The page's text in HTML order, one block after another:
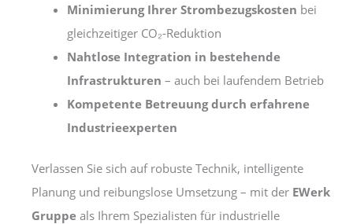
Minimierung Ihrer Strombezugskosten bei
gleichzeitiger CO₂-Reduktion
Nahtlose Integration in bestehende
Infrastrukturen – auch bei laufendem Betrieb
Kompetente Betreuung durch erfahrene
Industrieexperten
Verlassen Sie sich auf robuste Technik, intelligente
Planung und reibungslose Umsetzung – mit der EWerk
Gruppe als Ihrem Spezialisten für industrielle